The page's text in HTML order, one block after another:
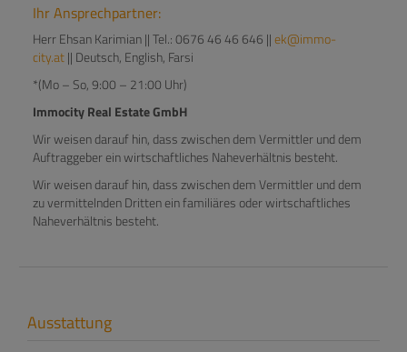
Ihr Ansprechpartner:
Herr Ehsan Karimian || Tel.: 0676 46 46 646 ||ek@immo-
city.at|| Deutsch, English, Farsi
*(Mo – So, 9:00 – 21:00 Uhr)
Immocity Real Estate GmbH
Wir weisen darauf hin, dass zwischen dem Vermittler und dem
Auftraggeber ein wirtschaftliches Naheverhältnis besteht.
Wir weisen darauf hin, dass zwischen dem Vermittler und dem
zu vermittelnden Dritten ein familiäres oder wirtschaftliches
Naheverhältnis besteht.
Ausstattung